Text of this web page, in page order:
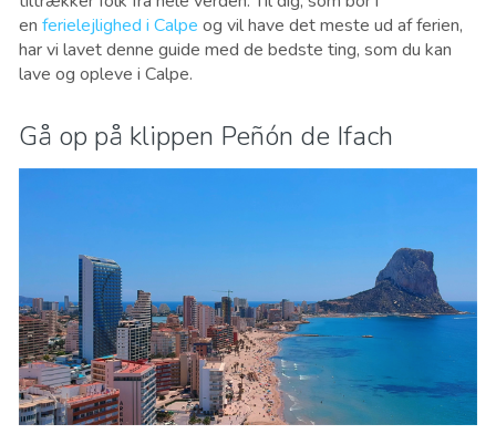
en ferielejlighed i Calpe og vil have det meste ud af ferien,
har vi lavet denne guide med de bedste ting, som du kan
lave og opleve i Calpe.
Gå op på klippen Peñón de Ifach